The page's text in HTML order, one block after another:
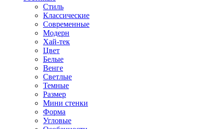
Стиль
Классические
Современные
Модерн
Хай-тек
Цвет
Белые
Венге
Светлые
Темные
Размер
Мини стенки
Форма
Угловые